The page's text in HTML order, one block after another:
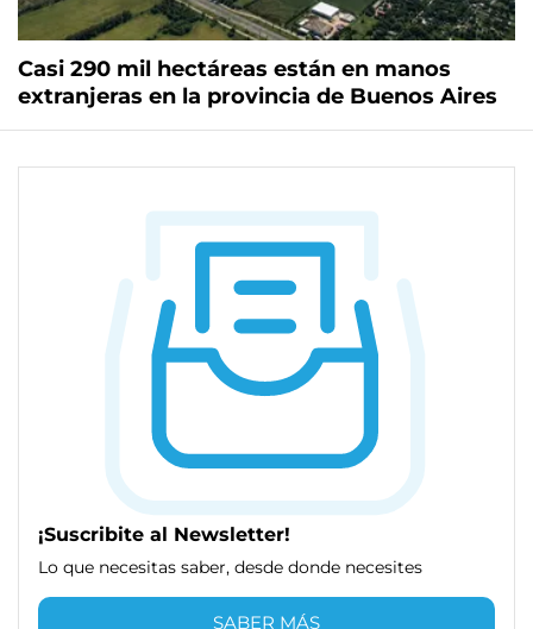
Casi 290 mil hectáreas están en manos
extranjeras en la provincia de Buenos Aires
¡Suscribite al Newsletter!
Lo que necesitas saber, desde donde necesites
SABER MÁS